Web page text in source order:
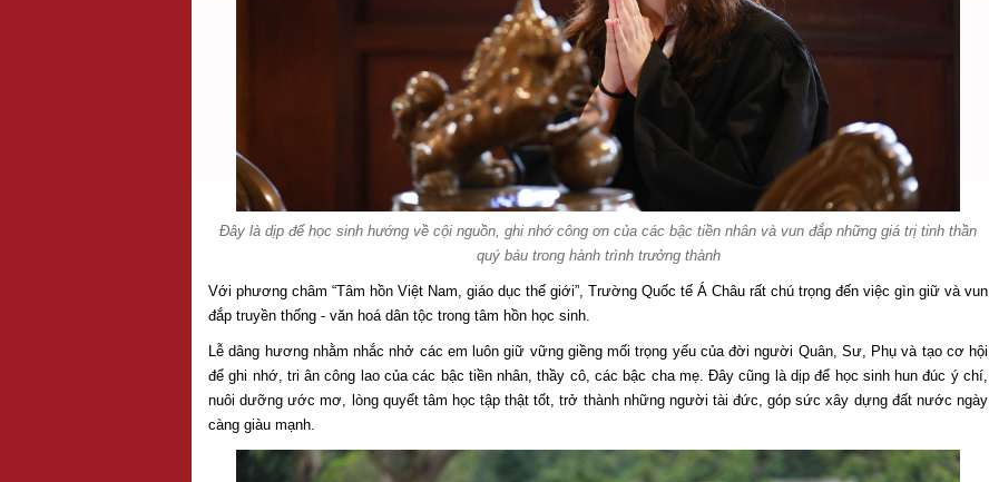
Đây là dịp để học sinh hướng về cội nguồn, ghi nhớ công ơn của các bậc tiền nhân và vun đắp những giá trị tinh thần
quý báu trong hành trình trưởng thành
Với phương châm “Tâm hồn Việt Nam, giáo dục thế giới”, Trường Quốc tế Á Châu rất chú trọng đến việc gìn giữ và vun
đắp truyền thống - văn hoá dân tộc trong tâm hồn học sinh.
Lễ dâng hương nhằm nhắc nhở các em luôn giữ vững giềng mối trọng yếu của đời người Quân, Sư, Phụ và tạo cơ hội
để ghi nhớ, tri ân công lao của các bậc tiền nhân, thầy cô, các bậc cha mẹ. Đây cũng là dịp để học sinh hun đúc ý chí,
nuôi dưỡng ước mơ, lòng quyết tâm học tập thật tốt, trở thành những người tài đức, góp sức xây dựng đất nước ngày
càng giàu mạnh.